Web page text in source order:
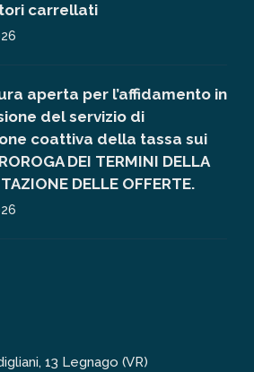
carrellati
aperta per l’affidamento in
del servizio di
coattiva della tassa sui
DEI TERMINI DELLA
DELLE OFFERTE.
13 Legnago (VR)